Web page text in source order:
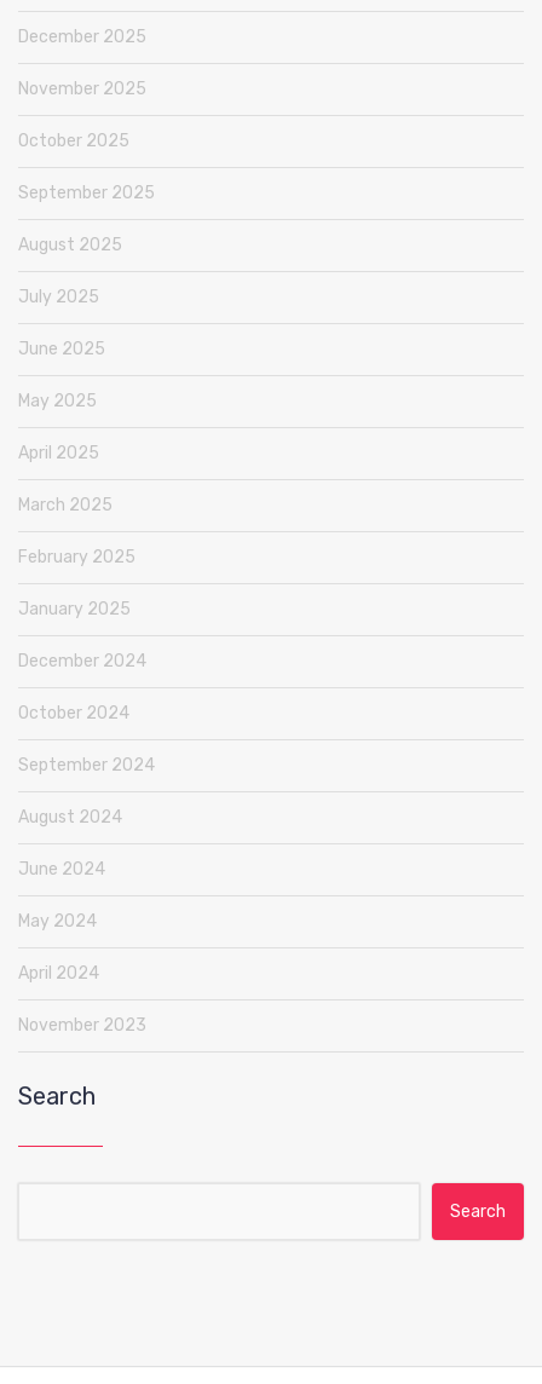
December 2025
November 2025
October 2025
September 2025
August 2025
July 2025
June 2025
May 2025
April 2025
March 2025
February 2025
January 2025
December 2024
October 2024
September 2024
August 2024
June 2024
May 2024
April 2024
November 2023
Search